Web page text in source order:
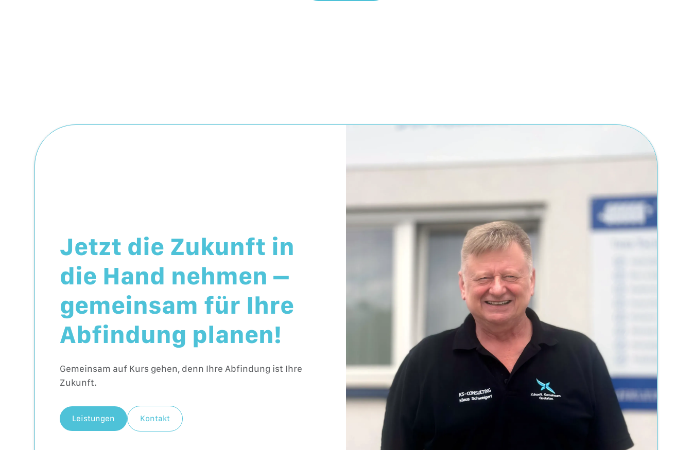
Jetzt die Zukunft in
die Hand nehmen –
gemeinsam für Ihre
Abfindung planen!
Gemeinsam auf Kurs gehen, denn Ihre Abfindung ist Ihre
Zukunft.
Leistungen Kontakt